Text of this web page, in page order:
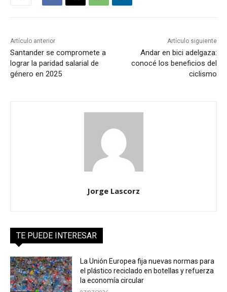
Artículo anterior
Santander se compromete a
lograr la paridad salarial de
género en 2025
Artículo siguiente
Andar en bici adelgaza:
conocé los beneficios del
ciclismo
Jorge Lascorz
TE PUEDE INTERESAR
La Unión Europea fija nuevas normas para
el plástico reciclado en botellas y refuerza
la economía circular